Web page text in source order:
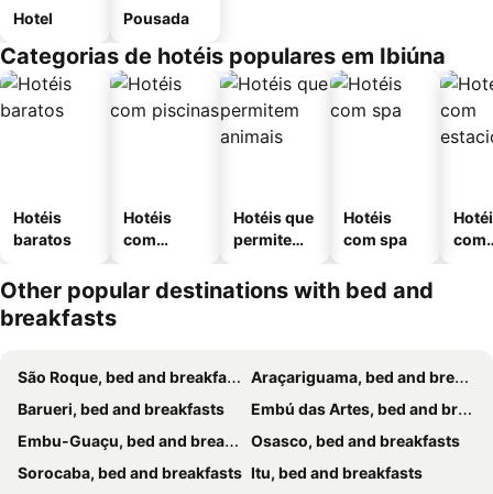
Hotel Pousada
Categorias de hotéis populares em Ibiúna
Hotéis
baratos
Hotéis
com
Hotéis que
permitem
Hotéis
com spa
com
Other popular destinations with bed and
breakfasts
São Roque, bed and breakfasts
Araçariguama, bed and breakfasts
Barueri, bed and breakfasts
Embú das Artes, bed and breakfasts
Embu-Guaçu, bed and breakfasts
Osasco, bed and breakfasts
Sorocaba, bed and breakfasts Itu, bed and breakfasts